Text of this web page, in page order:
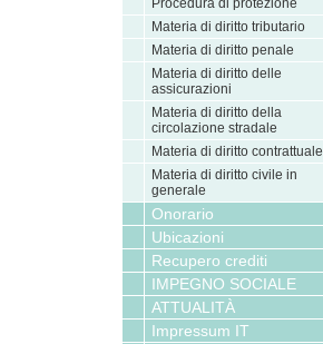
Procedura di protezione
Materia di diritto tributario
Materia di diritto penale
Materia di diritto delle
assicurazioni
Materia di diritto della
circolazione stradale
Materia di diritto contrattuale
Materia di diritto civile in
generale
Onorario
Ubicazioni
Recupero crediti
IMPEGNO SOCIALE
ATTUALITÀ
Impressum IT